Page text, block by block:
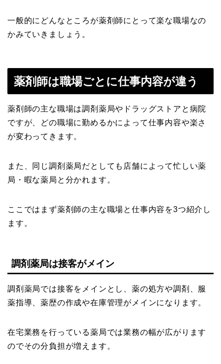
一般的にどんなところが薬剤師にとって楽な職場なの
かみていきましょう。
薬剤師は職場ごとに仕事内容が違う
薬剤師の主な職場は調剤薬局やドラッグストアと病院
ですが、どの職場に勤めるかによって仕事内容や楽さ
が変わってきます。
また、同じ調剤薬局だとしても店舗によって忙しい薬
局・暇な薬局と分かれます。
ここではまず薬剤師の主な職場と仕事内容を3つ紹介し
ます。
調剤薬局は接客がメイン
調剤薬局では接客をメインとし、薬の処方や調剤、服
薬指導、薬歴の作成や在庫管理がメインになります。
在宅業務を行っている薬局では業務の幅が広がります
のでその分負担が増えます。